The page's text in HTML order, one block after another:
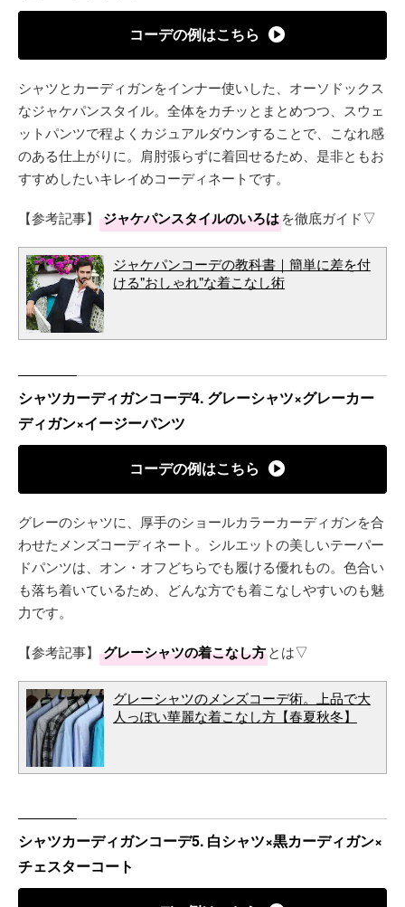
コーデの例はこちら
シャツとカーディガンをインナー使いした、オーソドックス
なジャケパンスタイル。全体をカチッとまとめつつ、スウェ
ットパンツで程よくカジュアルダウンすることで、こなれ感
のある仕上がりに。肩肘張らずに着回せるため、是非ともお
すすめしたいキレイめコーディネートです。
【参考記事】 ジャケパンスタイルのいろはを徹底ガイド▽
ジャケパンコーデの教科書｜簡単に差を付
ける"おしゃれ"な着こなし術
シャツカーディガンコーデ4. グレーシャツ×グレーカー
ディガン×イージーパンツ
コーデの例はこちら
グレーのシャツに、厚手のショールカラーカーディガンを合
わせたメンズコーディネート。シルエットの美しいテーパー
ドパンツは、オン・オフどちらでも履ける優れもの。色合い
も落ち着いているため、どんな方でも着こなしやすいのも魅
力です。
【参考記事】 グレーシャツの着こなし方とは▽
グレーシャツのメンズコーデ術。上品で大
人っぽい華麗な着こなし方【春夏秋冬】
シャツカーディガンコーデ5. 白シャツ×黒カーディガン×
チェスターコート